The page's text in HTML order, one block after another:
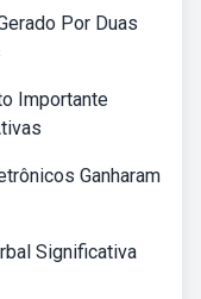
Por Duas
Importante
Ganharam
Significativa